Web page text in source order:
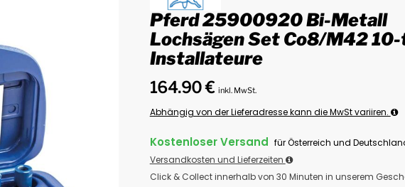
Pferd 25900920 Bi-Metall
Lochsägen Set Co8/M42
Installateure
164.90€ inkl. MwSt.
Abhängig von der Lieferadresse kann die MwSt variiren.
Kostenloser Versand für Österreich und
Versandkosten und Lieferzeiten
Click & Collect innerhalb von 30 Minuten in unserem